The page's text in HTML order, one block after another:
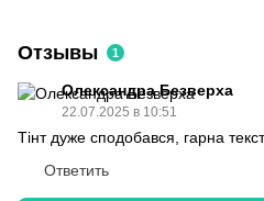
Отзывы 1
Олександра Безверха
22.07.2025 в 10:51
Тінт дуже сподобався, гарна
Ответить